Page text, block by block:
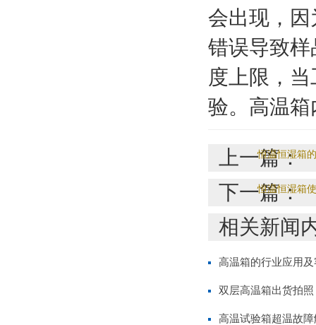
会出现，
错误导致
度上限，
验。高温
上一篇：
恒温恒湿箱
下一篇：
恒温恒湿箱
相关新闻
高温箱的行业应用
双层高温箱出货拍照
高温试验箱超温故